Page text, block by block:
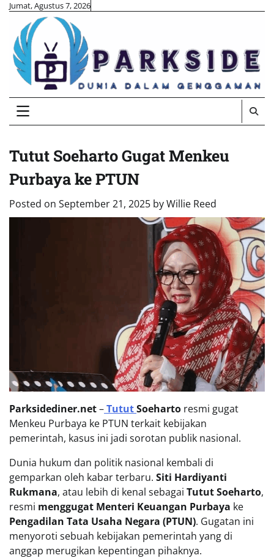
Skip
content
Jumat, Agustus 7, 2026
Tutut Soeharto Gugat Menkeu
Purbaya ke PTUN
Posted on September 21, 2025 byWillie Reed
Parksidediner.net–TututSoeharto resmi gugat
Menkeu Purbaya ke PTUN terkait kebijakan
pemerintah, kasus ini jadi sorotan publik nasional.
Dunia hukum dan politik nasional kembali di
gemparkan oleh kabar terbaru. Siti Hardiyanti
Rukmana, atau lebih di kenal sebagai Tutut Soeharto,
resmi menggugat Menteri Keuangan Purbaya ke
Pengadilan Tata Usaha Negara (PTUN). Gugatan ini
menyoroti sebuah kebijakan pemerintah yang di
anggap merugikan kepentingan pihaknya.